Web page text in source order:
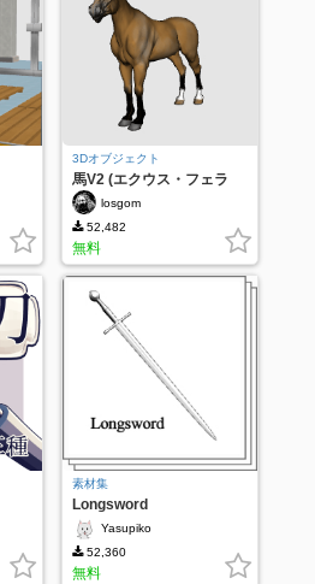
3Dオブジェクト
馬V2 (エクウス・フェラ
ス・カバルス)
losgom
52,482
無料
素材集
Longsword
Yasupiko
52,360
無料